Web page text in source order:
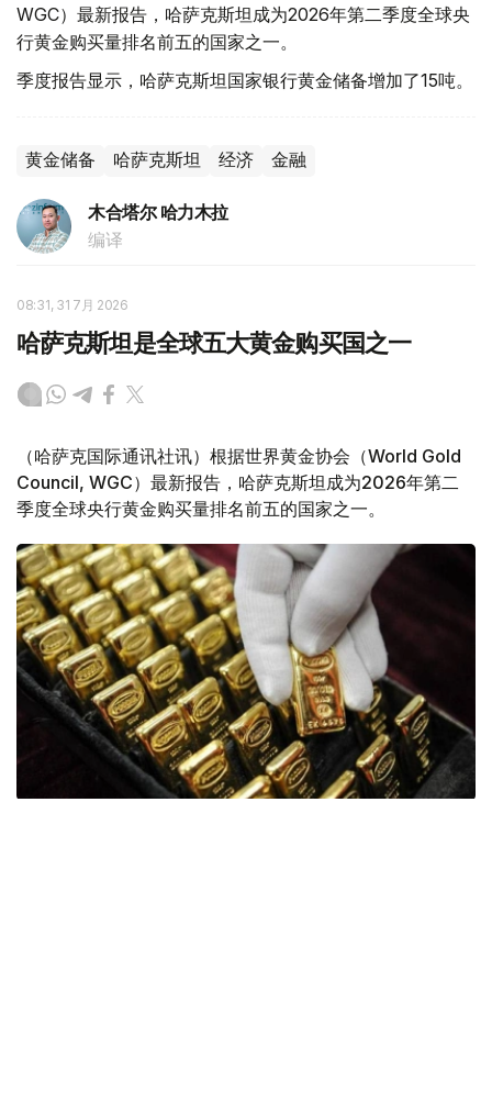
WGC）最新报告，哈萨克斯坦成为2026年第二季度全球央
行黄金购买量排名前五的国家之一。
季度报告显示，哈萨克斯坦国家银行黄金储备增加了15吨。
黄金储备 哈萨克斯坦 经济 金融
木合塔尔 哈力木拉
编译
08:31, 31 7月 2026
哈萨克斯坦是全球五大黄金购买国之一
（哈萨克国际通讯社讯）根据世界黄金协会（World Gold
Council, WGC）最新报告，哈萨克斯坦成为2026年第二
季度全球央行黄金购买量排名前五的国家之一。